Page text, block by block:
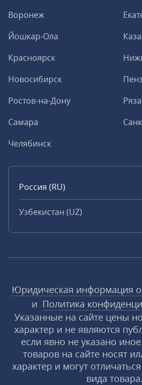
Воронеж
Йошкар-Ола
Красноярск
Новосибирск
Ростов-на-Дону
Самара
Челябинск
Россия (RU)
Узбекистан (UZ)
Юридическая информация о
и Политика
Указанные на сайте цены
характер и не являются
если явно не указано
товаров на сайте носят
характер и могут
вида товара.